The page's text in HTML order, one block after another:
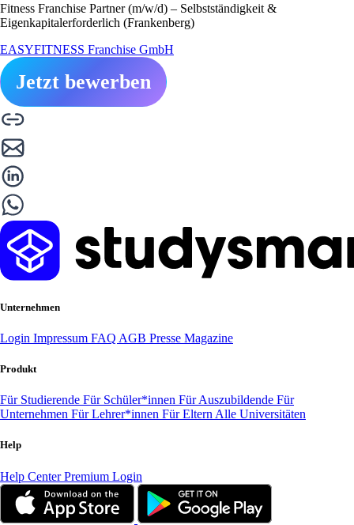
Fitness Franchise Partner (m/w/d) – Selbstständigkeit &
Eigenkapitalerforderlich (Frankenberg)
EASYFITNESS Franchise GmbH
Jetzt bewerben
Unternehmen
Login Impressum FAQ AGB Presse Magazine
Produkt
Für Studierende Für Schüler*innen Für Auszubildende Für
Unternehmen Für Lehrer*innen Für Eltern Alle Universitäten
Help
Help CenterPremium Login